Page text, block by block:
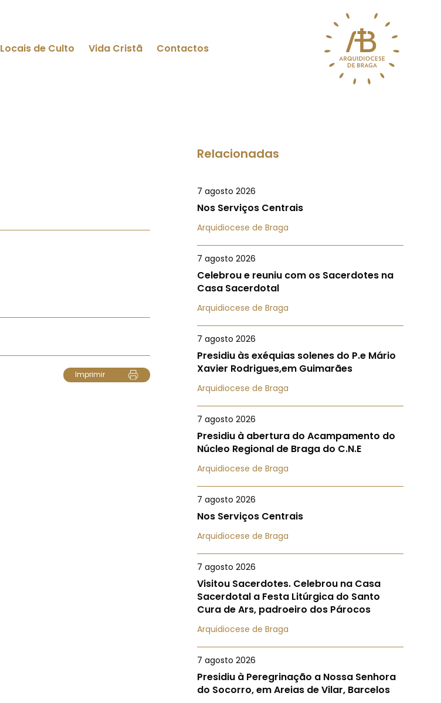
Locais de Culto Vida Cristã Contactos
Imprimir
Relacionadas
7 agosto 2026
Nos Serviços Centrais
Arquidiocese de Braga
7 agosto 2026
Celebrou e reuniu com os Sacerdotes na
Casa Sacerdotal
Arquidiocese de Braga
7 agosto 2026
Presidiu às exéquias solenes do P.e Mário
Xavier Rodrigues,em Guimarães
Arquidiocese de Braga
7 agosto 2026
Presidiu à abertura do Acampamento do
Núcleo Regional de Braga do C.N.E
Arquidiocese de Braga
7 agosto 2026
Nos Serviços Centrais
Arquidiocese de Braga
7 agosto 2026
Visitou Sacerdotes. Celebrou na Casa
Sacerdotal a Festa Litúrgica do Santo
Cura de Ars, padroeiro dos Párocos
Arquidiocese de Braga
7 agosto 2026
Presidiu à Peregrinação a Nossa Senhora
do Socorro, em Areias de Vilar, Barcelos